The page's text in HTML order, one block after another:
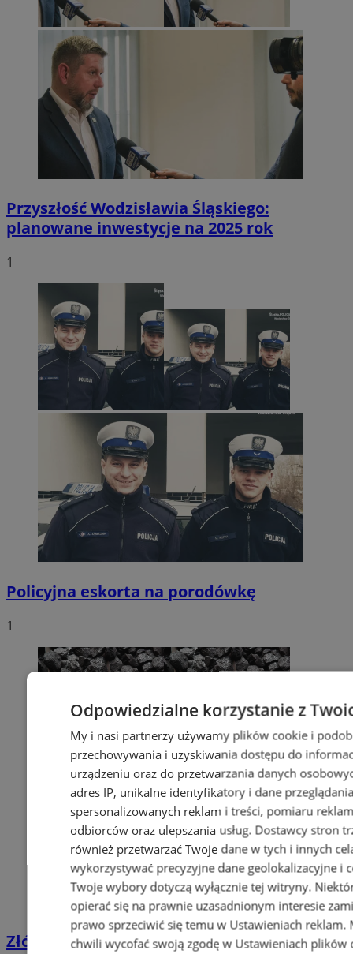
Przyszłość Wodzisławia Śląskiego:
planowane inwestycje na 2025 rok
1
Policyjna eskorta na porodówkę
1
Złóż wniosek o dodatek węglowy
Odpowiedzialne korzystanie z
My i nasi partnerzy używamy plików cookie i
przechowywania i uzyskiwania dostępu do
urządzeniu oraz do przetwarzania danych
adres IP, unikalne identyfikatory i dane
spersonalizowanych reklam i treści, pomiaru
odbiorców oraz ulepszania usług. Dostawcy stron
również przetwarzać Twoje dane w tych i innych
wykorzystywać precyzyjne dane geolokalizacyjne i
Twoje wybory dotyczą wyłącznie tej witryny.
opierać się na prawnie uzasadnionym interesie
prawo sprzeciwić się temu w Ustawieniach reklam.
chwili wycofać swoją zgodę w Ustawieniach plików